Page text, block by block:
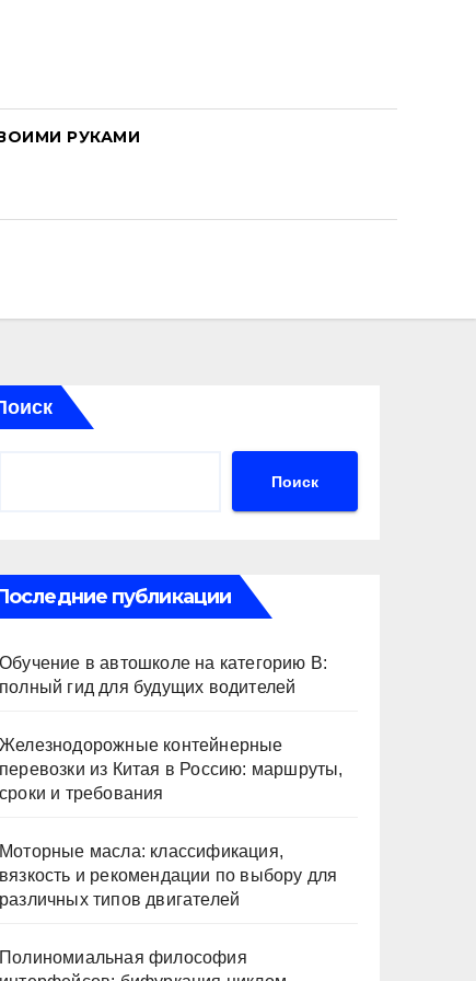
РУКАМИ
Поиск
публикации
Обучение в автошколе на категорию В:
полный гид для будущих водителей
Железнодорожные контейнерные
перевозки из Китая в Россию: маршруты,
сроки и требования
Моторные масла: классификация,
вязкость и рекомендации по выбору для
различных типов двигателей
Полиномиальная философия